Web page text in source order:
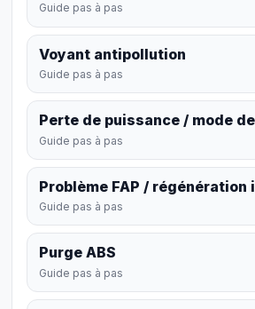
Guide pas à pas
Voyant antipollution
Guide pas à pas
Perte de puissance / mode
Guide pas à pas
Problème FAP / régénération
Guide pas à pas
Purge ABS
Guide pas à pas